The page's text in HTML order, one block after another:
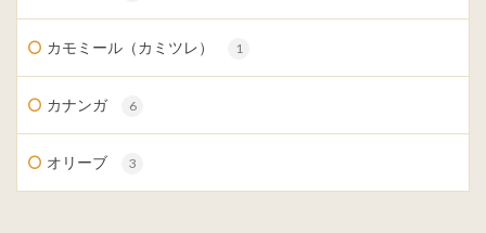
カモミール（カミツレ） 1
カナンガ 6
オリーブ 3